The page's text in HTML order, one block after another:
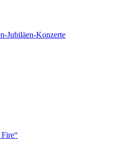
Jubiläen-Konzerte